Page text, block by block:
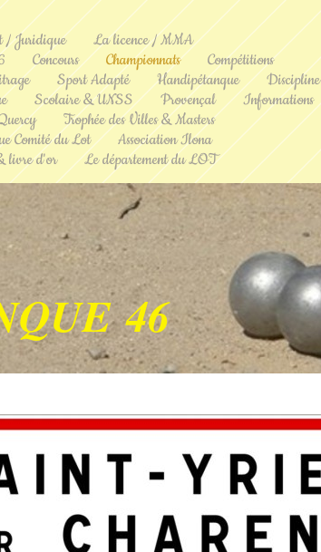
/ Juridique
La licence / MMA
Concours Championnats
Compétitions
Sport Adapté Handipétanque
Discipline
Scolaire & UNSS Provençal
Informations
Trophée des Villes & Masters
Comité du Lot
Association Ilona
livre d'or Le département du LOT
46